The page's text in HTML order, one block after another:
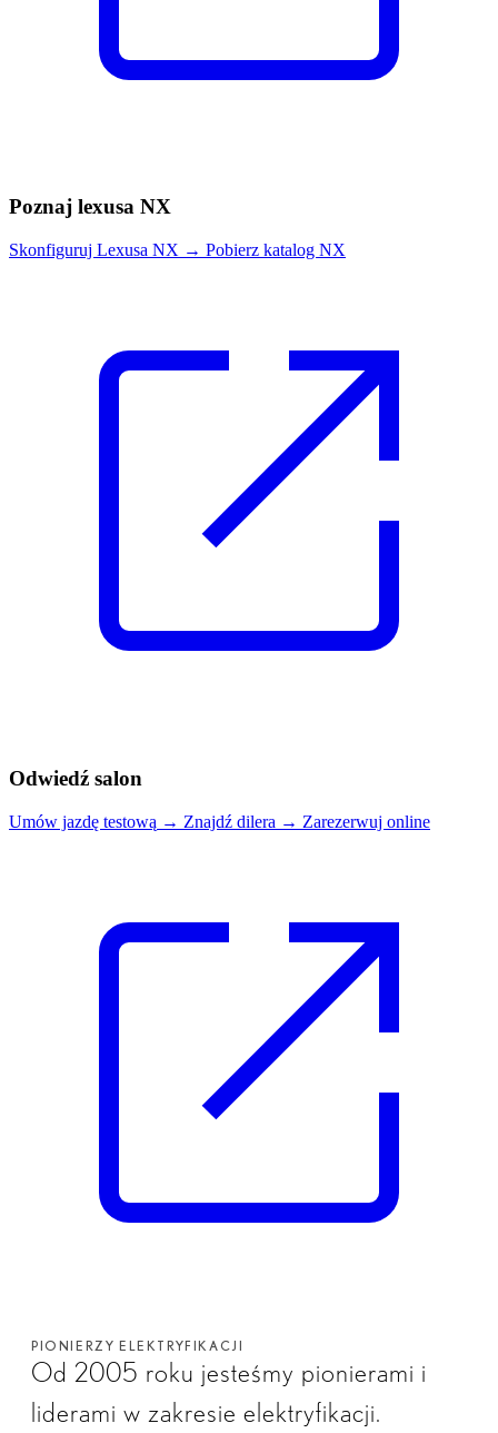
Poznaj lexusa NX
Skonfiguruj Lexusa NX → Pobierz katalog NX
Odwiedź salon
Umów jazdę testową → Znajdź dilera → Zarezerwuj online
PIONIERZY ELEKTRYFIKACJI
Od 2005 roku jesteśmy pionierami i
liderami w zakresie elektryfikacji.